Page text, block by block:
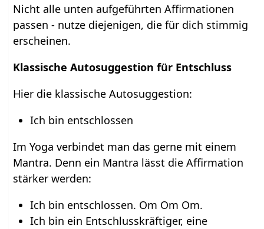
Nicht alle unten aufgeführten Affirmationen
passen - nutze diejenigen, die für dich stimmig
erscheinen.
Klassische Autosuggestion für Entschluss
Hier die klassische Autosuggestion:
Ich bin entschlossen
Im Yoga verbindet man das gerne mit einem
Mantra. Denn ein Mantra lässt die Affirmation
stärker werden:
Ich bin entschlossen. Om Om Om.
Ich bin ein Entschlusskräftiger, eine